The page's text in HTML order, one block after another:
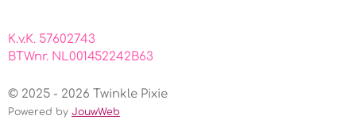
K.v.K. 57602743
BTWnr. NL001452242B63
© 2025 - 2026 Twinkle Pixie
Powered by JouwWeb